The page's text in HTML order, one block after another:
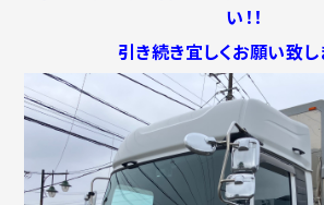
い！！
引き続き宜しくお願い致し